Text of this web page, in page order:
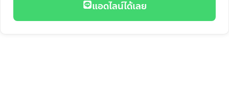
แอดไลน์ได้เลย